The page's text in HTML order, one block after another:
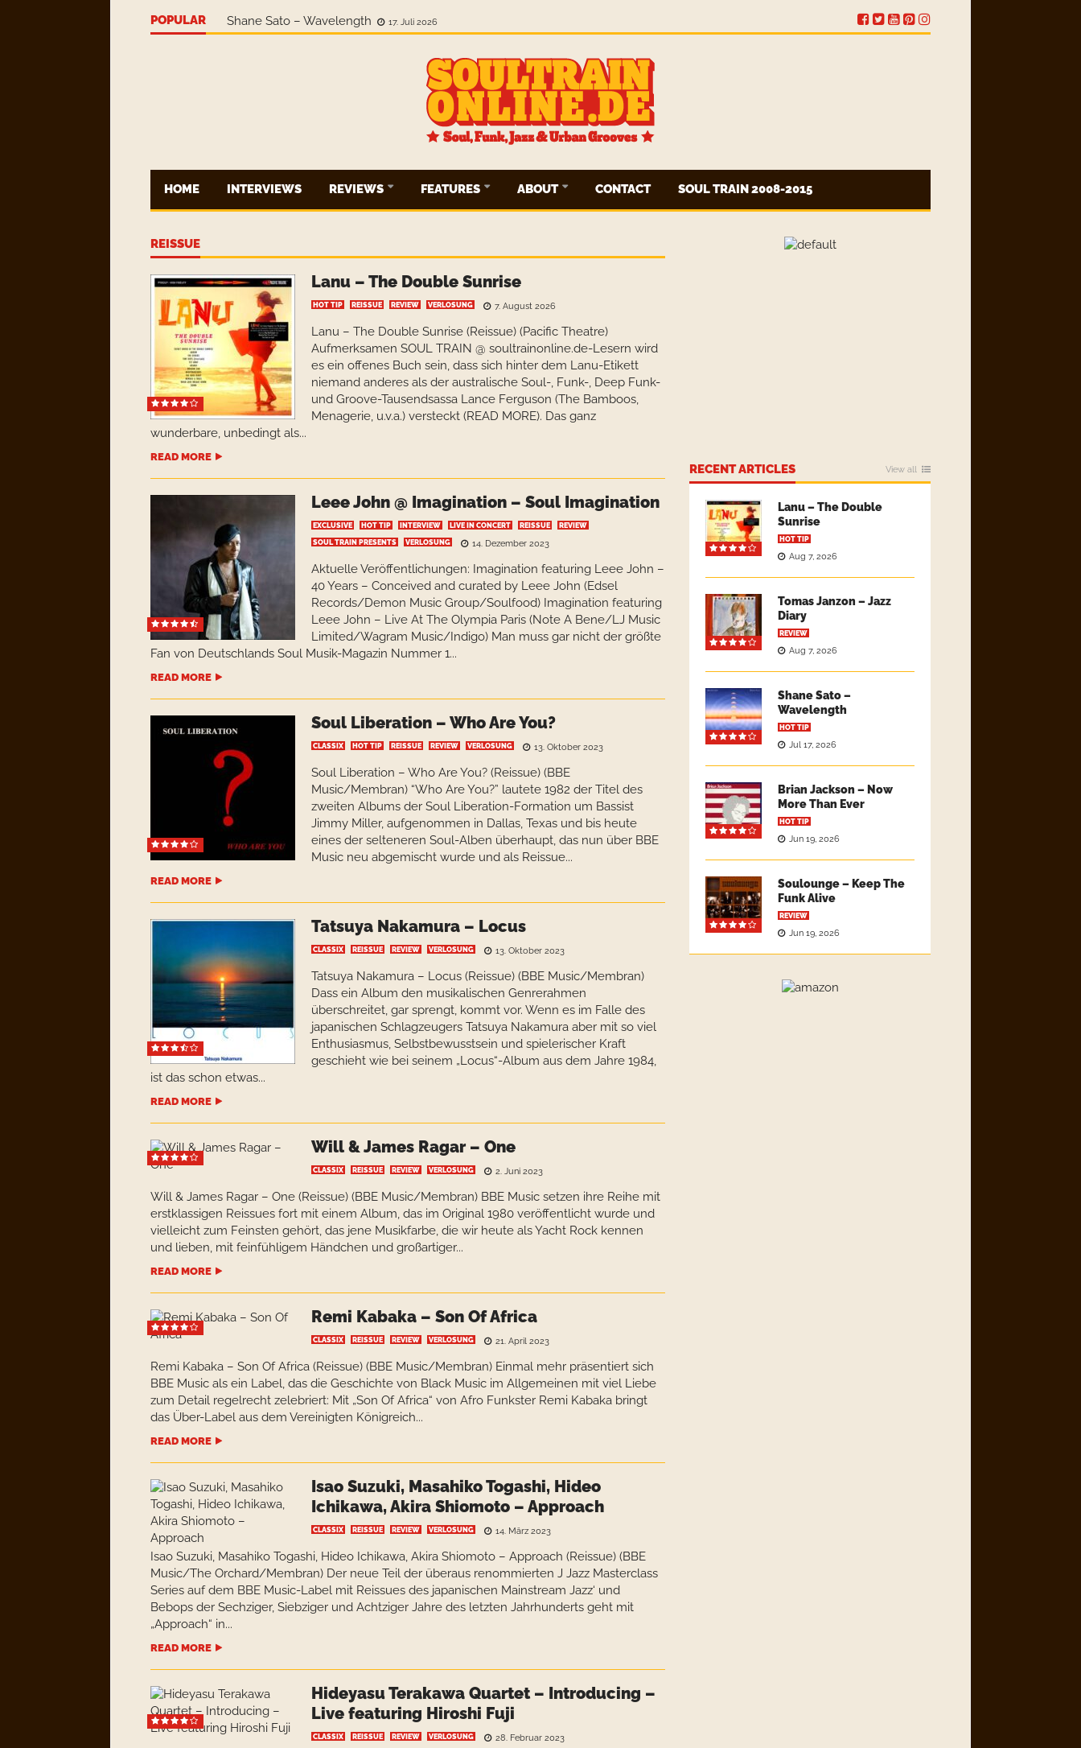
POPULAR Shane Sato – Wavelength 17. Juli 2026
HOME INTERVIEWS REVIEWS FEATURES ABOUT CONTACT SOUL TRAIN 2008-2015
REISSUE
Lanu – The Double Sunrise
HOT TIP REISSUE REVIEW VERLOSUNG 7. August 2026
Lanu – The Double Sunrise (Reissue) (Pacific Theatre)
Aufmerksamen SOUL TRAIN @ soultrainonline.de-Lesern wird
es ein offenes Buch sein, dass sich hinter dem Lanu-Etikett
niemand anderes als der australische Soul-, Funk-, Deep Funk-
und Groove-Tausendsassa Lance Ferguson (The Bamboos,
Menagerie, u.v.a.) versteckt (READ MORE). Das ganz
wunderbare, unbedingt als...
READ MORE
Leee John @ Imagination – Soul Imagination
EXCLUSIVE HOT TIP INTERVIEW LIVE IN CONCERT REISSUE REVIEW
SOUL TRAIN PRESENTS VERLOSUNG 14. Dezember 2023
Aktuelle Veröffentlichungen: Imagination featuring Leee John –
40 Years – Conceived and curated by Leee John (Edsel
Records/Demon Music Group/Soulfood) Imagination featuring
Leee John – Live At The Olympia Paris (Note A Bene/LJ Music
Limited/Wagram Music/Indigo) Man muss gar nicht der größte
Fan von Deutschlands Soul Musik-Magazin Nummer 1...
READ MORE
Soul Liberation – Who Are You?
CLASSIX HOT TIP REISSUE REVIEW VERLOSUNG 13. Oktober 2023
Soul Liberation – Who Are You? (Reissue) (BBE
Music/Membran) “Who Are You?” lautete 1982 der Titel des
zweiten Albums der Soul Liberation-Formation um Bassist
Jimmy Miller, aufgenommen in Dallas, Texas und bis heute
eines der selteneren Soul-Alben überhaupt, das nun über BBE
Music neu abgemischt wurde und als Reissue...
READ MORE
Tatsuya Nakamura – Locus
CLASSIX REISSUE REVIEW VERLOSUNG 13. Oktober 2023
Tatsuya Nakamura – Locus (Reissue) (BBE Music/Membran)
Dass ein Album den musikalischen Genrerahmen
überschreitet, gar sprengt, kommt vor. Wenn es im Falle des
japanischen Schlagzeugers Tatsuya Nakamura aber mit so viel
Enthusiasmus, Selbstbewusstsein und spielerischer Kraft
geschieht wie bei seinem „Locus“-Album aus dem Jahre 1984,
ist das schon etwas...
READ MORE
Will & James Ragar – One
CLASSIX REISSUE REVIEW VERLOSUNG 2. Juni 2023
Will & James Ragar – One (Reissue) (BBE Music/Membran) BBE Music setzen ihre Reihe mit
erstklassigen Reissues fort mit einem Album, das im Original 1980 veröffentlicht wurde und
vielleicht zum Feinsten gehört, das jene Musikfarbe, die wir heute als Yacht Rock kennen
und lieben, mit feinfühligem Händchen und großartiger...
READ MORE
Remi Kabaka – Son Of Africa
CLASSIX REISSUE REVIEW VERLOSUNG 21. April 2023
Remi Kabaka – Son Of Africa (Reissue) (BBE Music/Membran) Einmal mehr präsentiert sich
BBE Music als ein Label, das die Geschichte von Black Music im Allgemeinen mit viel Liebe
zum Detail regelrecht zelebriert: Mit „Son Of Africa“ von Afro Funkster Remi Kabaka bringt
das Über-Label aus dem Vereinigten Königreich...
READ MORE
Isao Suzuki, Masahiko Togashi, Hideo
Ichikawa, Akira Shiomoto – Approach
CLASSIX REISSUE REVIEW VERLOSUNG 14. März 2023
Isao Suzuki, Masahiko Togashi, Hideo Ichikawa, Akira Shiomoto – Approach (Reissue) (BBE
Music/The Orchard/Membran) Der neue Teil der überaus renommierten J Jazz Masterclass
Series auf dem BBE Music-Label mit Reissues des japanischen Mainstream Jazz‘ und
Bebops der Sechziger, Siebziger und Achtziger Jahre des letzten Jahrhunderts geht mit
„Approach“ in...
READ MORE
Hideyasu Terakawa Quartet – Introducing –
Live featuring Hiroshi Fuji
CLASSIX REISSUE REVIEW VERLOSUNG 28. Februar 2023
RECENT ARTICLES View all
Lanu – The Double
Sunrise
HOT TIP
Aug 7, 2026
Tomas Janzon – Jazz
Diary
REVIEW
Aug 7, 2026
Shane Sato –
Wavelength
HOT TIP
Jul 17, 2026
Brian Jackson – Now
More Than Ever
HOT TIP
Jun 19, 2026
Soulounge – Keep The
Funk Alive
REVIEW
Jun 19, 2026